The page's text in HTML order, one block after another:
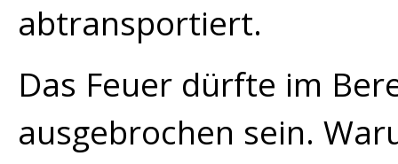
abtransportiert.
Das Feuer dürfte im
ausgebrochen sein.